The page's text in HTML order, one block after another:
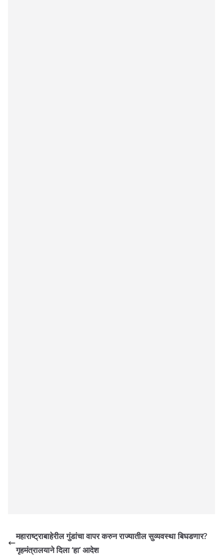
महाराष्ट्राबाहेरील गुंडांचा वापर करुन राज्यातील सुव्यवस्था बिघडणार?
गृहमंत्रालयाने दिला ‘हा’ आदेश